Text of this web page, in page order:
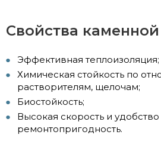
Свойства
Эффективная теплоизоляция;
Химическая стойкость по
растворителям, щелочам;
Биостойкость;
Высокая скорость и
ремонтопригодность.